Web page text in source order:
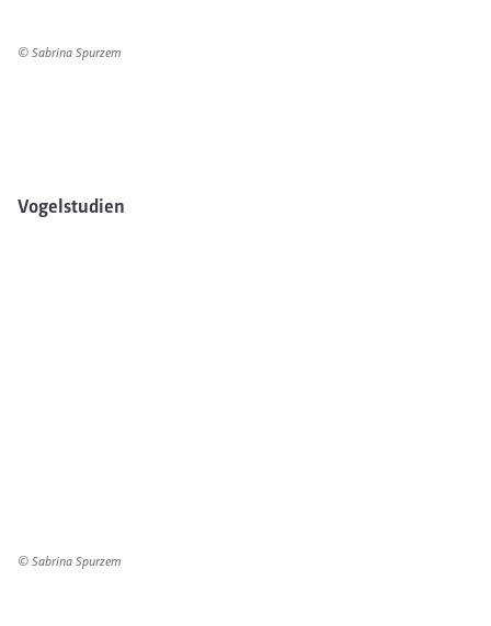
© Sabrina Spurzem
Vogelstudien
© Sabrina Spurzem